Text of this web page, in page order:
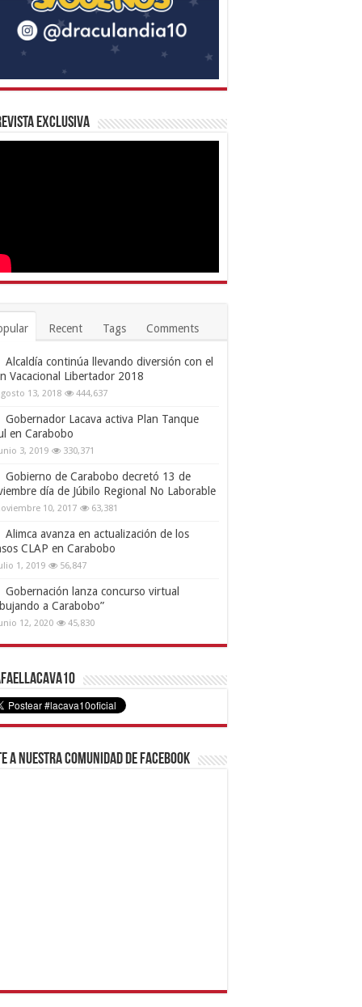
Exclusiva
Recent Tags Comments
Alcaldía continúa llevando diversión con el
Vacacional Libertador 2018
13, 2018 444,637
Gobernador Lacava activa Plan Tanque
en Carabobo
3, 2019 330,371
Gobierno de Carabobo decretó 13 de
día de Júbilo Regional No Laborable
10, 2017 63,381
Alimca avanza en actualización de los
CLAP en Carabobo
1, 2019 56,847
Gobernación lanza concurso virtual
a Carabobo”
12, 2020 45,830
a nuestra comunidad de Facebook